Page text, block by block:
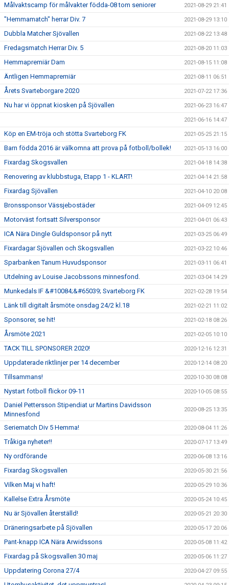
Målvaktscamp för målvakter födda-08 tom seniorer 2021-08-29 21:41
"Hemmamatch" herrar Div. 7 2021-08-29 13:10
Dubbla Matcher Sjövallen 2021-08-22 13:48
Fredagsmatch Herrar Div. 5 2021-08-20 11:03
Hemmapremiär Dam 2021-08-15 11:08
Äntligen Hemmapremiär 2021-08-11 06:51
Årets Svarteborgare 2020 2021-07-22 17:36
Nu har vi öppnat kiosken på Sjövallen 2021-06-23 16:47
2021-06-16 14:47
Köp en EM-tröja och stötta Svarteborg FK 2021-05-25 21:15
Barn födda 2016 är välkomna att prova på fotboll/bollek! 2021-05-13 16:00
Fixardag Skogsvallen 2021-04-18 14:38
Renovering av klubbstuga, Etapp 1 - KLART! 2021-04-14 21:58
Fixardag Sjövallen 2021-04-10 20:08
Bronssponsor Vässjebostäder 2021-04-09 12:45
Motorväst fortsatt Silversponsor 2021-04-01 06:43
ICA Nära Dingle Guldsponsor på nytt 2021-03-25 06:49
Fixardagar Sjövallen och Skogsvallen 2021-03-22 10:46
Sparbanken Tanum Huvudsponsor 2021-03-11 06:41
Utdelning av Louise Jacobssons minnesfond. 2021-03-04 14:29
Munkedals IF &#10084;&#65039; Svarteborg FK 2021-02-28 19:54
Länk till digitalt årsmöte onsdag 24/2 kl.18 2021-02-21 11:02
Sponsorer, se hit! 2021-02-18 08:26
Årsmöte 2021 2021-02-05 10:10
TACK TILL SPONSORER 2020! 2020-12-16 12:31
Uppdaterade riktlinjer per 14 december 2020-12-14 08:20
Tillsammans! 2020-10-30 08:08
Nystart fotboll flickor 09-11 2020-10-05 08:55
Daniel Pettersson Stipendiat ur Martins Davidsson
Minnesfond
2020-08-25 13:35
Seriematch Div 5 Hemma! 2020-08-04 11:26
Tråkiga nyheter!! 2020-07-17 13:49
Ny ordförande 2020-06-08 13:16
Fixardag Skogsvallen 2020-05-30 21:56
Vilken Maj vi haft! 2020-05-29 10:36
Kallelse Extra Årsmöte 2020-05-24 10:45
Nu är Sjövallen återställd! 2020-05-21 20:30
Dräneringsarbete på Sjövallen 2020-05-17 20:06
Pant-knapp ICA Nära Arwidssons 2020-05-08 11:42
Fixardag på Skogsvallen 30 maj 2020-05-06 11:27
Uppdatering Corona 27/4 2020-04-27 09:55